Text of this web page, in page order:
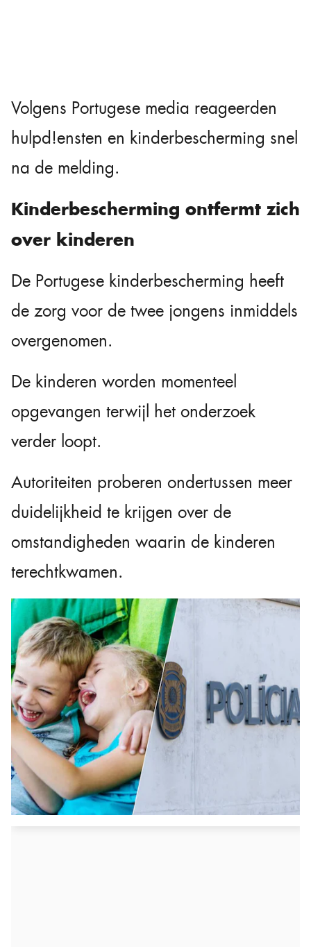
Volgens Portugese media reageerden
hulpd!ensten en kinderbescherming snel
na de melding.
Kinderbescherming ontfermt zich
over kinderen
De Portugese kinderbescherming heeft
de zorg voor de twee jongens inmiddels
overgenomen.
De kinderen worden momenteel
opgevangen terwijl het onderzoek
verder loopt.
Autoriteiten proberen ondertussen meer
duidelijkheid te krijgen over de
omstandigheden waarin de kinderen
terechtkwamen.